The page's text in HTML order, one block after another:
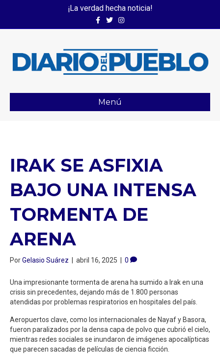
¡La verdad hecha noticia!
FacebookTwitterInstagram
Menú
IRAK SE ASFIXIA
BAJO UNA INTENSA
TORMENTA DE
ARENA
PorGelasio Suárez | abril 16, 2025 | 0
Una impresionante tormenta de arena ha sumido a Irak en una
crisis sin precedentes, dejando más de 1.800 personas
atendidas por problemas respiratorios en hospitales del país.
Aeropuertos clave, como los internacionales de Nayaf y Basora,
fueron paralizados por la densa capa de polvo que cubrió el cielo,
mientras redes sociales se inundaron de imágenes apocalípticas
que parecen sacadas de películas de ciencia ficción.